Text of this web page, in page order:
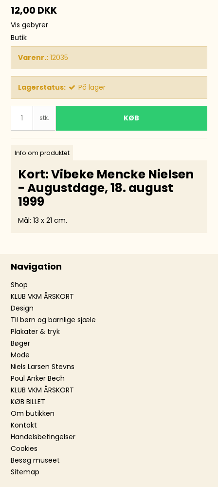
12,00 DKK
Vis gebyrer
Butik
Varenr.: 12035
Lagerstatus: På lager
stk. KØB
Info om produktet
Kort: Vibeke Mencke Nielsen
- Augustdage, 18. august
1999
Mål: 13 x 21 cm.
Navigation
Shop
KLUB VKM ÅRSKORT
Design
Til børn og barnlige sjæle
Plakater & tryk
Bøger
Mode
Niels Larsen Stevns
Poul Anker Bech
KLUB VKM ÅRSKORT
KØB BILLET
Om butikken
Kontakt
Handelsbetingelser
Cookies
Besøg museet
Sitemap